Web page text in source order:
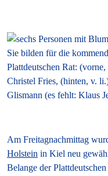
Sie bilden für die
Plattdeutschen Rat:
Christel Fries, (hinten, v.
Glismann (es fehlt: Klaus
Am Freitagnachmittag
Holstein in Kiel neu
Belange der